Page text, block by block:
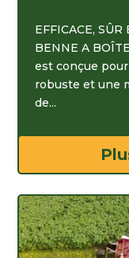
EFFICACE, SÛR
BENNE A
est conçue
robuste et une
de...